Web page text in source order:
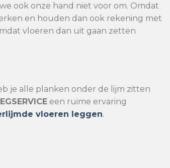
ook onze hand niet voor om. Omdat
en houden dan ook rekening met
vloeren dan uit gaan zetten
je alle planken onder de lijm zitten
een ruime ervaring
vloeren leggen.